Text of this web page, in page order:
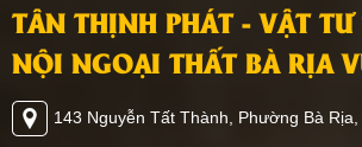
TÂN THỊNH PHÁT - VẬT TƯ
NỘI NGOẠI THẤT BÀ RỊA
143 Nguyễn Tất Thành, Phường Bà Rịa,